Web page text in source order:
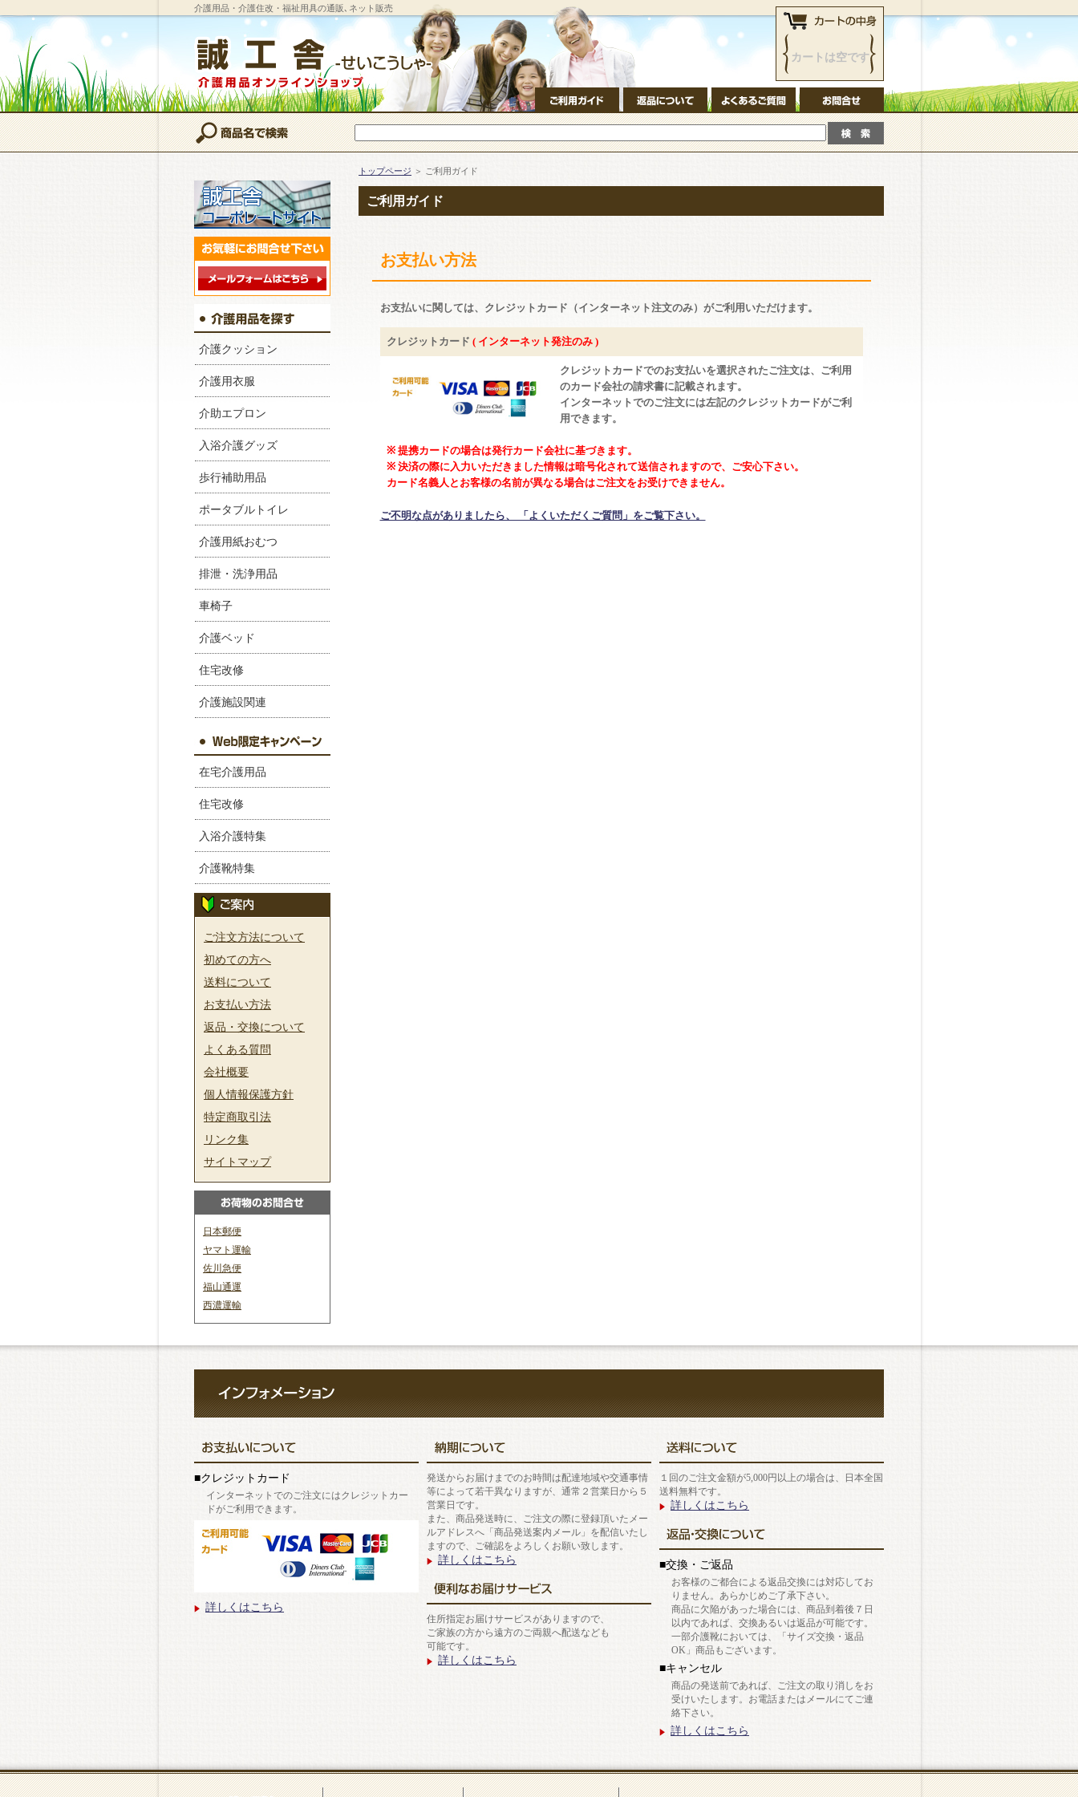
介護用品・介護住改・福祉用具の通販､ネット販売
カートは空です
介護クッション
介護用衣服
介助エプロン
入浴介護グッズ
歩行補助用品
ポータブルトイレ
介護用紙おむつ
排泄・洗浄用品
車椅子
介護ベッド
住宅改修
介護施設関連
在宅介護用品
住宅改修
入浴介護特集
介護靴特集
ご注文方法について
初めての方へ
送料について
お支払い方法
返品・交換について
よくある質問
会社概要
個人情報保護方針
特定商取引法
リンク集
サイトマップ
日本郵便
ヤマト運輸
佐川急便
福山通運
西濃運輸
トップページ ＞ ご利用ガイド
ご利用ガイド
お支払い方法
お支払いに関しては、 クレジットカード（インターネット注文のみ）がご利用いただけます。
クレジットカード ( インターネット発注のみ )
クレジットカードでのお支払いを選択されたご注文は、ご利用
のカード会社の請求書に記載されます。
インターネットでのご注文には左記のクレジットカードがご利
用できます。
※ 提携カードの場合は発行カード会社に基づきます。
※ 決済の際に入力いただきました情報は暗号化されて送信されますので、ご安心下さい。
カード名義人とお客様の名前が異なる場合はご注文をお受けできません。
ご不明な点がありましたら、 「よくいただくご質問」をご覧下さい。
■クレジットカード
インターネットでのご注文にはクレジットカー
ドがご利用できます。
詳しくはこちら
発送からお届けまでのお時間は配達地域や交通事情
等によって若干異なりますが、通常２営業日から５
営業日です。
また、商品発送時に、ご注文の際に登録頂いたメー
ルアドレスへ「商品発送案内メール」を配信いたし
ますので、ご確認をよろしくお願い致します。
詳しくはこちら
住所指定お届けサービスがありますので、
ご家族の方から遠方のご両親へ配送なども
可能です。
詳しくはこちら
１回のご注文金額が5,000円以上の場合は、日本全国
送料無料です。
詳しくはこちら
■交換・ご返品
お客様のご都合による返品交換には対応してお
りません。あらかじめご了承下さい。
商品に欠陥があった場合には、商品到着後７日
以内であれば、交換あるいは返品が可能です。
一部介護靴においては、「サイズ交換・返品
OK」商品もございます。
■キャンセル
商品の発送前であれば、ご注文の取り消しをお
受けいたします。お電話またはメールにてご連
絡下さい。
詳しくはこちら